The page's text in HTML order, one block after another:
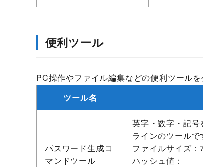
便利ツール
PC操作やファイル編集などの便利ツールを
ツール名
パスワード生成コ
マンドツール
英字・数字・記
ラインのツールで
ファイルサイズ：
ハッシュ値：